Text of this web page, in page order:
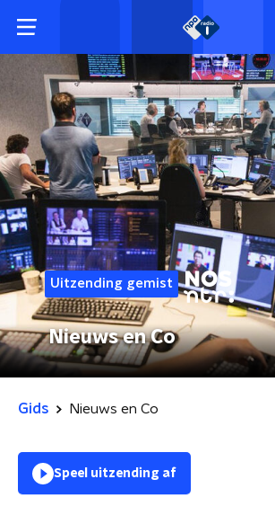
Uitzending gemist
Nieuws en Co
Gids Nieuws en Co
Speel uitzending af